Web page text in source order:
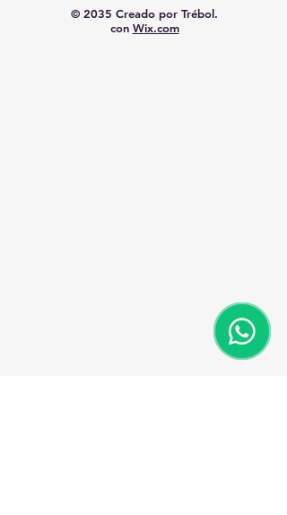
© 2035 Creado por Trébol.
con Wix.com